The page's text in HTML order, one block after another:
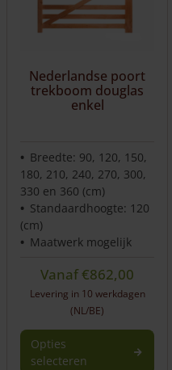
Nederlandse poort
trekboom douglas
enkel
Breedte: 90, 120, 150,
180, 210, 240, 270, 300,
330 en 360 (cm)
Standaardhoogte: 120
(cm)
Maatwerk mogelijk
Vanaf€862,00
Levering in 10 werkdagen
(NL/BE)
Opties
selecteren